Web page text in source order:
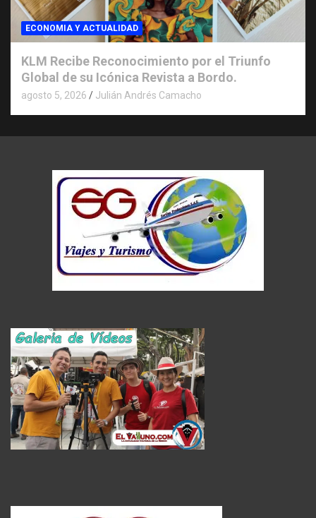
ECONOMIA Y ACTUALIDAD
KLM Recibe Reconocimiento por el Triunfo
Global de su Icónica Revista a Bordo.
agosto 5, 2026 Julián Andrés Camacho